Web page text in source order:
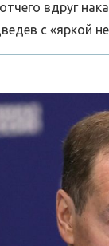
вдруг
с «яркой